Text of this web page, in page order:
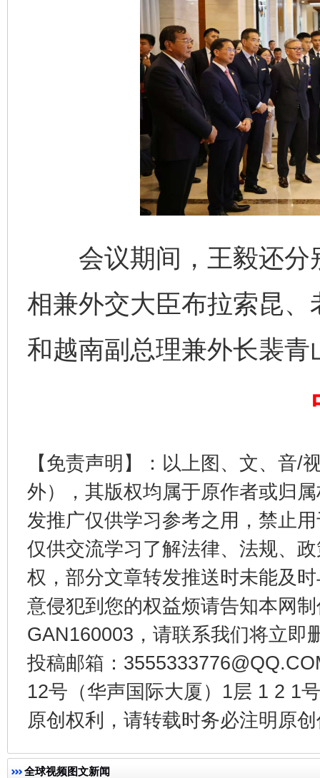
会议期间，王毅还分
相兼外交大臣布拉索昆
和越南副总理兼外长裴
【免责声明】：以上图、文、音/
外），其版权均属于原作者或归
发推广仅供学习参考之用，禁止
仅供交流学习了解法律、法规、
权，部分文章转发推送时未能及
意侵犯到您的权益烦请告知本网
GAN160003，请联系我们将立即
投稿邮箱：
12号（华声国际大厦）1层 1 2 1
原创权利，请转载时务必注明原
全球视频图文新闻
千年窑火 生生不息 一
揭开“小金库”的免责幌子
受贿1.44亿！段成刚被判无期 从幼
全民健身五年计划来了！等你上场